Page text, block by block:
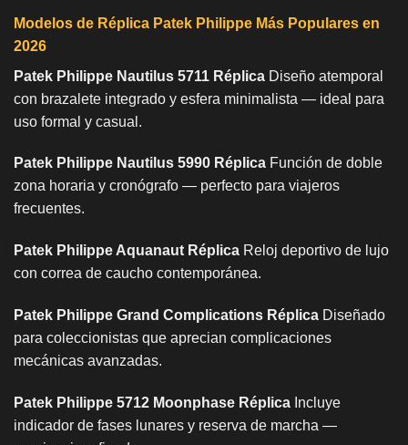
Modelos de Réplica Patek Philippe Más Populares en
2026
Patek Philippe Nautilus 5711 Réplica Diseño atemporal
con brazalete integrado y esfera minimalista — ideal para
uso formal y casual.
Patek Philippe Nautilus 5990 Réplica Función de doble
zona horaria y cronógrafo — perfecto para viajeros
frecuentes.
Patek Philippe Aquanaut Réplica Reloj deportivo de lujo
con correa de caucho contemporánea.
Patek Philippe Grand Complications Réplica Diseñado
para coleccionistas que aprecian complicaciones
mecánicas avanzadas.
Patek Philippe 5712 Moonphase Réplica Incluye
indicador de fases lunares y reserva de marcha —